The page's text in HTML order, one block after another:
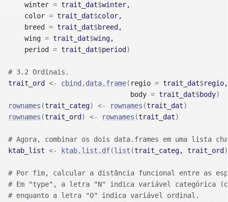
    winter
= trait_dat$winter,
    color
= trait_dat$color,
    breed
= trait_dat$breed ,
    wing
= trait_dat$wing,
    period
= trait_dat$period )
# 3.2 Ordinais.
trait_ord
<- cbind.data.frame( regio = trait_dat$regio
                              body
= trait_dat$body)
rownames (trait_categ) <- rownames (trait_dat)
rownames (trait_ord ) <- rownames (trait_dat)
# Agora, combinar os dois data.frames em uma lista
ktab_list <- ktab.list.df(list (trait_categ, trait_ord )
# Por fim, calcular a distância funcional entre as
# Em "type", a letra "N" indica variável categórica
# enquanto a letra "O" indica variável ordinal.